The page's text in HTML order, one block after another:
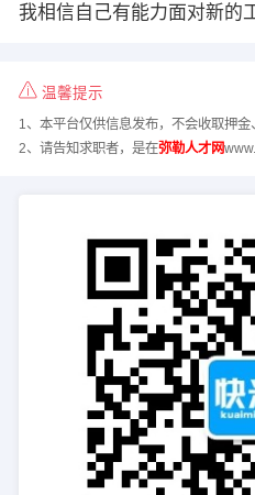
我相信自己有能力面对新的
温馨提示
1、本平台仅供信息发布，不会收取押金
2、请告知求职者，是在弥勒人才网